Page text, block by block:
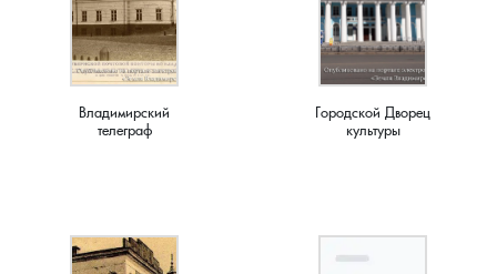
Владимирский
телеграф
Городской Дворец
культуры